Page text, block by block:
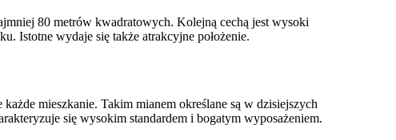
80 metrów kwadratowych. Kolejną cechą jest wysoki
Istotne wydaje się także atrakcyjne położenie.
mieszkanie. Takim mianem określane są w dzisiejszych
się wysokim standardem i bogatym wyposażeniem.